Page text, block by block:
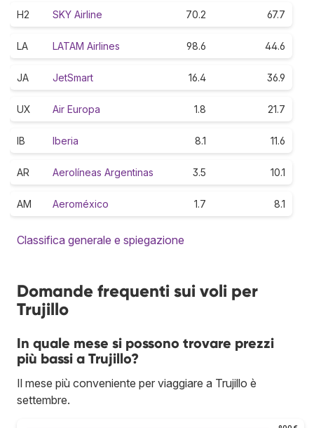
H2 SKY Airline 70.2 67.7
LA LATAM Airlines 98.6 44.6
JA JetSmart 16.4 36.9
UX Air Europa 1.8 21.7
IB Iberia 8.1 11.6
AR Aerolíneas Argentinas 3.5 10.1
AM Aeroméxico 1.7 8.1
Classifica generale e spiegazione
Domande frequenti sui voli per
Trujillo
In quale mese si possono trovare prezzi
più bassi a Trujillo?
Il mese più conveniente per viaggiare a Trujillo è
settembre.